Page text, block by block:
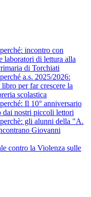
incontro con
laboratori di lettura alla
di Torchiati
a.s. 2025/2026:
per far crescere la
scolastica
Il 10° anniversario
dai nostri piccoli lettori
gli alunni della "A.
Giovanni
contro la Violenza sulle